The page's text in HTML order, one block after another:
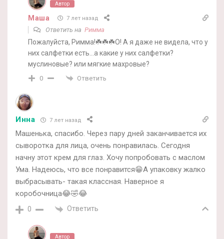
Автор
Маша 7 лет назад
Ответить на Римма
Пожалуйста, Римма!☘️☘️☘️О! А я даже не видела, что у
них салфетки есть…а какие у них салфетки?
муслиновые? или мягкие махровые?
0 Ответить
Инна 7 лет назад
Машенька, спасибо. Через пару дней заканчивается их
сыворотка для лица, очень понравилась. Сегодня
начну этот крем для глаз. Хочу попробовать с маслом
Ума. Надеюсь, что все понравится😁А упаковку жалко
выбрасывать- такая классная. Наверное я
коробочница😂🤣😂
0 Ответить
Автор